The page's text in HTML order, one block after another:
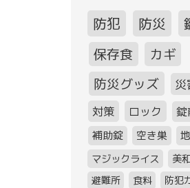
防犯 防災
保存食
カギ
防災グッズ
災
対策
ロック 錠
補助錠
空き巣
マジックライス
美
避難所 食料
防犯